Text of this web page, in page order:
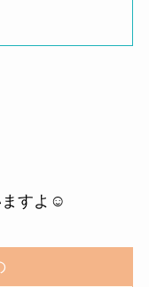
ますよ☺️